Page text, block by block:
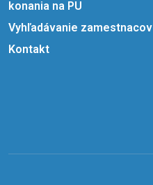
konania na PU
Vyhľadávanie zamestnacov
Kontakt